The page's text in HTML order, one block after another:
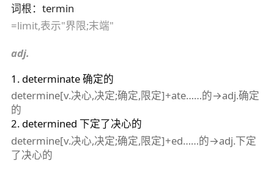
词根： termin
=limit,表示"界限;末端"
adj.
1 . determinate确定的
determine[v.决心,决定;确定,限定]+ate……的→adj.确定
的
2. determined 下定了决心的
determine[v.决心,决定;确定,限定]+ed……的→adj.下定
了决心的